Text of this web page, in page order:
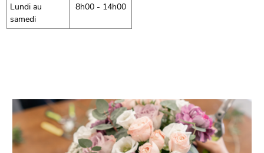
Lundi au
samedi
8h00 - 14h00